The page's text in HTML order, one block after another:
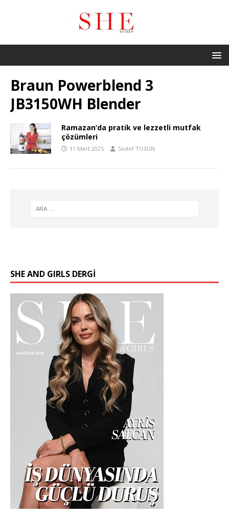
Braun Powerblend 3
JB3150WH Blender
Ramazan’da pratik ve lezzetli mutfak
çözümleri
11 Mart 2025 Sedef TOSUN
SHE AND GIRLS DERGİ